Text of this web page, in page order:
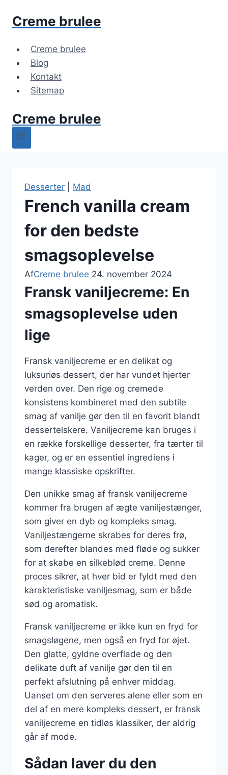
Creme brulee
Creme brulee
Blog
Kontakt
Sitemap
Creme brulee
Desserter Mad
French vanilla cream
for den bedste
smagsoplevelse
AfCreme brulee 24. november 2024
Fransk vaniljecreme: En
smagsoplevelse uden
lige
Fransk vaniljecreme er en delikat og
luksuriøs dessert, der har vundet hjerter
verden over. Den rige og cremede
konsistens kombineret med den subtile
smag af vanilje gør den til en favorit blandt
dessertelskere. Vaniljecreme kan bruges i
en række forskellige desserter, fra tærter til
kager, og er en essentiel ingrediens i
mange klassiske opskrifter.
Den unikke smag af fransk vaniljecreme
kommer fra brugen af ægte vaniljestænger,
som giver en dyb og kompleks smag.
Vaniljestængerne skrabes for deres frø,
som derefter blandes med fløde og sukker
for at skabe en silkeblød creme. Denne
proces sikrer, at hver bid er fyldt med den
karakteristiske vaniljesmag, som er både
sød og aromatisk.
Fransk vaniljecreme er ikke kun en fryd for
smagsløgene, men også en fryd for øjet.
Den glatte, gyldne overflade og den
delikate duft af vanilje gør den til en
perfekt afslutning på enhver middag.
Uanset om den serveres alene eller som en
del af en mere kompleks dessert, er fransk
vaniljecreme en tidløs klassiker, der aldrig
går af mode.
Sådan laver du den